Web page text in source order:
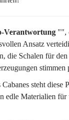
Verantwortung "",
Ansatz
die Schalen für
steht
edle Materialien